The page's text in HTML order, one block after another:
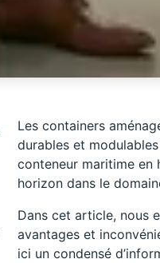
Les containers
durables et
conteneur maritime
horizon dans le
Dans cet article, nous
avantages et
ici un condensé